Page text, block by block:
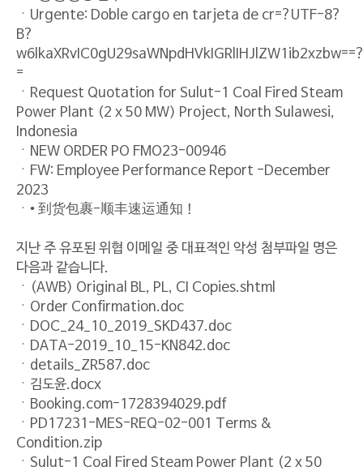
ㆍUrgente: Doble cargo en tarjeta de cr=?UTF-8?
B?
=
ㆍRequest Quotation for Sulut-1 Coal Fired Steam
Power Plant (2 x 50 MW) Project, North Sulawesi,
Indonesia
ㆍNEW ORDER PO FMO23-00946
ㆍFW: Employee Performance Report -December
2023
ㆍ• 到货包裹-顺丰速运通知！
지난 주 유포된 위협 이메일 중 대표적인 악성 첨부파일 명은
다음과 같습니다.
ㆍ(AWB) Original BL, PL, CI Copies.shtml
ㆍOrder Confirmation.doc
ㆍDOC_24_10_2019_SKD437.doc
ㆍDATA-2019_10_15-KN842.doc
ㆍdetails_ZR587.doc
ㆍ김도윤.docx
ㆍBooking.com-1728394029.pdf
ㆍPD17231-MES-REQ-02-001 Terms &
Condition.zip
ㆍSulut-1 Coal Fired Steam Power Plant (2 x 50